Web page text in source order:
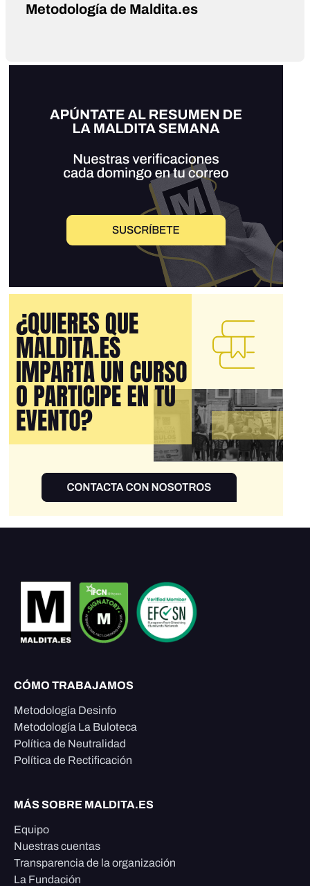
Metodología de Maldita.es
CÓMO TRABAJAMOS
Metodología Desinfo
Metodología La Buloteca
Política de Neutralidad
Política de Rectificación
MÁS SOBRE MALDITA.ES
Equipo
Nuestras cuentas
Transparencia de la organización
La Fundación